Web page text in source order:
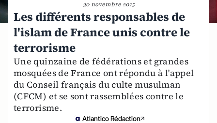
30 novembre 2015
Les différents responsables de
l'islam de France unis contre le
terrorisme
Une quinzaine de fédérations et grandes
mosquées de France ont répondu à l'appel
du Conseil français du culte musulman
(CFCM) et se sont rassemblées contre le
terrorisme.
Atlantico Rédaction